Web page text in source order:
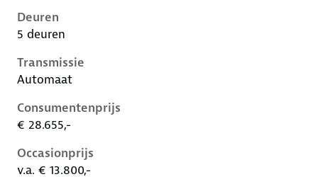
Deuren
5 deuren
Transmissie
Automaat
Consumentenprijs
€ 28.655,-
Occasionprijs
v.a. € 13.800,-